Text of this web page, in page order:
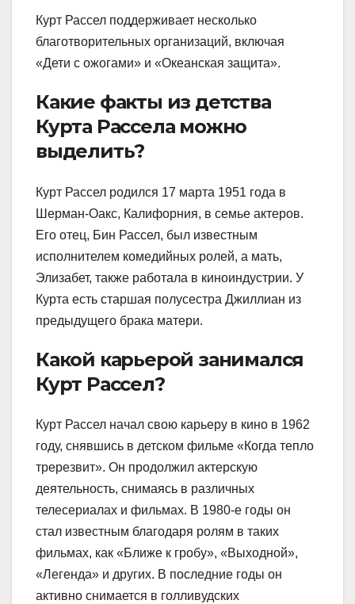
Курт Рассел поддерживает несколько
благотворительных организаций, включая
«Дети с ожогами» и «Океанская защита».
Какие факты из детства
Курта Рассела можно
выделить?
Курт Рассел родился 17 марта 1951 года в
Шерман-Оакс, Калифорния, в семье актеров.
Его отец, Бин Рассел, был известным
исполнителем комедийных ролей, а мать,
Элизабет, также работала в киноиндустрии. У
Курта есть старшая полусестра Джиллиан из
предыдущего брака матери.
Какой карьерой занимался
Курт Рассел?
Курт Рассел начал свою карьеру в кино в 1962
году, снявшись в детском фильме «Когда тепло
тререзвит». Он продолжил актерскую
деятельность, снимаясь в различных
телесериалах и фильмах. В 1980-е годы он
стал известным благодаря ролям в таких
фильмах, как «Ближе к гробу», «Выходной»,
«Легенда» и других. В последние годы он
активно снимается в голливудских